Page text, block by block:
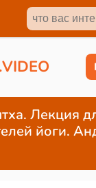
.VIDEO
Лекция
йоги.